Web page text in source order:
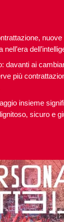
nell’era
davanti ai
più
insieme
sicuro e